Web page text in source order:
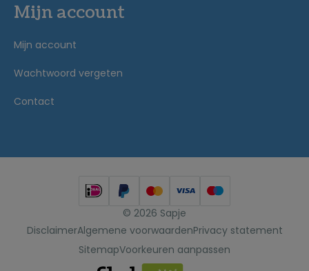
Mijn account
Mijn account
Wachtwoord vergeten
Contact
© 2026 Sapje
DisclaimerAlgemene voorwaardenPrivacy statement
SitemapVoorkeuren aanpassen